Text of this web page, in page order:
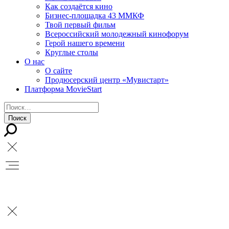
Как создаётся кино
Бизнес-площадка 43 ММКФ
Твой первый фильм
Всероссийский молодежный кинофорум
Герой нашего времени
Круглые столы
О нас
О сайте
Продюсерский центр «Мувистарт»
Платформа MovieStart